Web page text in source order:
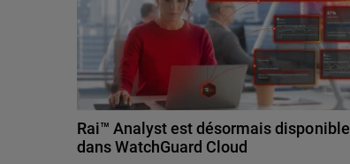
Rai™ Analyst est désormais disponible
dans WatchGuard Cloud